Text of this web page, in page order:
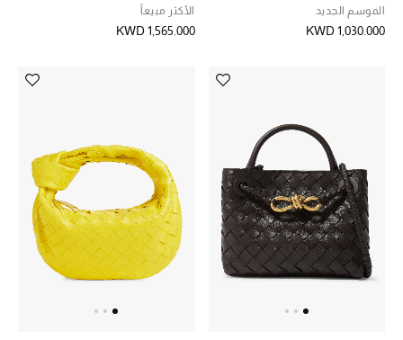
ما وصلنا حديثاً
دليل مستلزمات الرجال
أبرز المصممين
جميع الملابس الرجالية
الموسم الجديد
KWD 1,030.000
الأكثر مبيعاً
KWD 1,565.000